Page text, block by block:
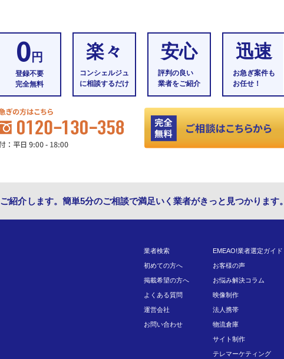
0 円
登録不要
完全無料
楽々
コンシェルジュ
に相談するだけ
安心
評判の良い
業者をご紹介
迅速
お急ぎ案件も
お任せ！
紹介します。簡単5分のご相談で満足いく業者がきっと見つかります。
業者検索
初めての方へ
掲載希望の方へ
よくある質問
運営会社
お問い合わせ
EMEAO!業者選定ガイド
お客様の声
お悩み解決コラム
映像制作
法人携帯
物流倉庫
サイト制作
テレマーケティング